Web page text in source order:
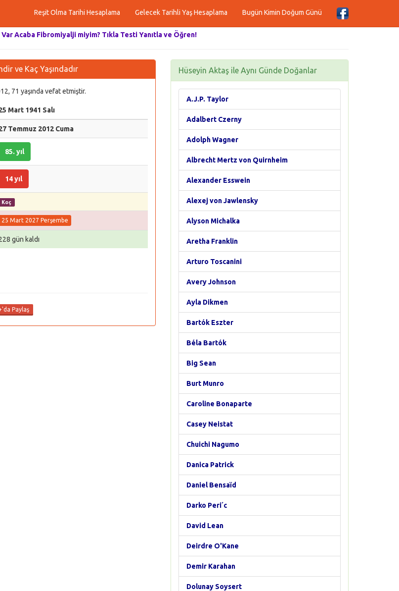
Reşit Olma Tarihi Hesaplama Gelecek Tarihli Yaş Hesaplama Bugün Kimin Doğum Günü
Acaba Fibromiyalji miyim? Tıkla Testi Yanıtla ve Öğren!
ve Kaç Yaşındadır
71 yaşında vefat etmiştir.
Mart 1941 Salı
Temmuz 2012 Cuma
85. yıl
14 yıl
Koç
25 Mart 2027 Perşembe
gün kaldı
Paylaş
Hüseyin Aktaş ile Aynı Günde Doğanlar
A.J.P. Taylor
Adalbert Czerny
Adolph Wagner
Albrecht Mertz von Quirnheim
Alexander Esswein
Alexej von Jawlensky
Alyson Michalka
Aretha Franklin
Arturo Toscanini
Avery Johnson
Ayla Dikmen
Bartók Eszter
Béla Bartók
Big Sean
Burt Munro
Caroline Bonaparte
Casey Neistat
Chuichi Nagumo
Danica Patrick
Daniel Bensaïd
Darko Peri´c
David Lean
Deirdre O'Kane
Demir Karahan
Dolunay Soysert